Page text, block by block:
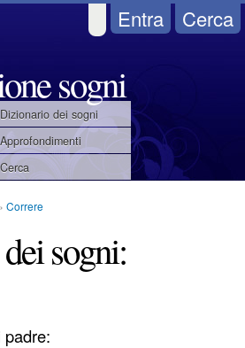
Cerca
Entra
sogni
Dizionario dei sogni
Approfondimenti
Cerca
Correre
sogni:
padre: